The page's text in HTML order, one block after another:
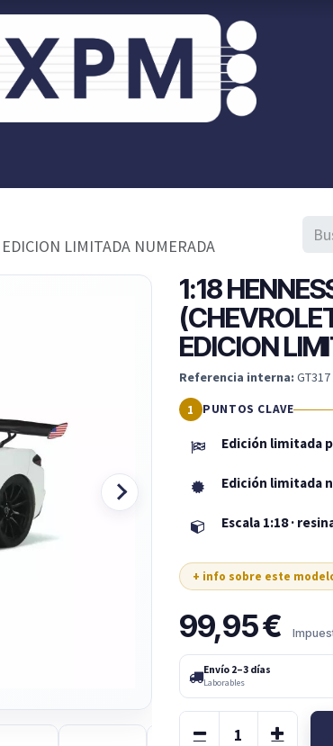
LIMITADA NUMERADA
1:18
EDICION
Referencia interna: GT317
PUNTOS CLAVE
Edición limitada
Edición limitada
Escala 1:18 ·
+ info sobre este
99,95€
Envío 2–3 días
Laborables